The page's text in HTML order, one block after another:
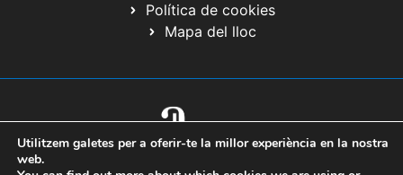
Política de cookies
Mapa del lloc
© 2020 Web desenrotllada pel Servici d'Informàtica de Diputació
d'Alacant
Utilitzem galetes per a oferir-te la millor experiència en la nostra
web.